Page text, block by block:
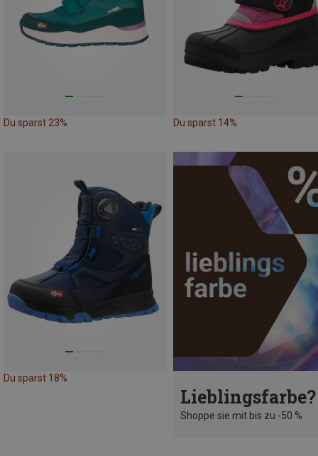
Du sparst 23% Du sparst 14%
Du sparst 18%
Lieblingsfarbe?
Shoppe sie mit bis zu -50 %